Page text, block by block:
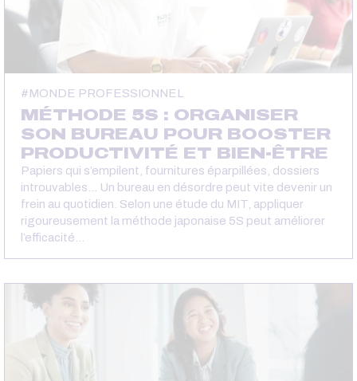
MONDE PROFESSIONNEL
MÉTHODE 5S : ORGANISER
SON BUREAU POUR BOOSTER
PRODUCTIVITÉ ET BIEN-ÊTRE
Papiers qui s’empilent, fournitures éparpillées, dossiers
introuvables… Un bureau en désordre peut vite devenir un
frein au quotidien. Selon une étude du MIT, appliquer
rigoureusement la méthode japonaise 5S peut améliorer
l’efficacité…